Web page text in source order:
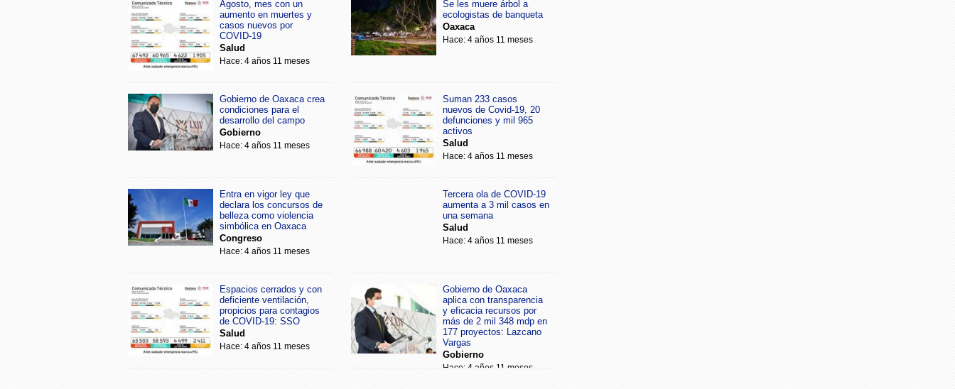
Agosto, mes con un
aumento en muertes y
casos nuevos por
COVID-19
Salud
Hace: 4 años 11 meses
Se les muere árbol a
ecologistas de banqueta
Oaxaca
Hace: 4 años 11 meses
Gobierno de Oaxaca crea
condiciones para el
desarrollo del campo
Gobierno
Hace: 4 años 11 meses
Suman 233 casos
nuevos de Covid-19, 20
defunciones y mil 965
activos
Salud
Hace: 4 años 11 meses
Entra en vigor ley que
declara los concursos de
belleza como violencia
simbólica en Oaxaca
Congreso
Hace: 4 años 11 meses
Tercera ola de COVID-19
aumenta a 3 mil casos en
una semana
Salud
Hace: 4 años 11 meses
Espacios cerrados y con
deficiente ventilación,
propicios para contagios
de COVID-19: SSO
Salud
Hace: 4 años 11 meses
Gobierno de Oaxaca
aplica con transparencia
y eficacia recursos por
más de 2 mil 348 mdp en
177 proyectos: Lazcano
Vargas
Gobierno
Hace: 4 años 11 meses